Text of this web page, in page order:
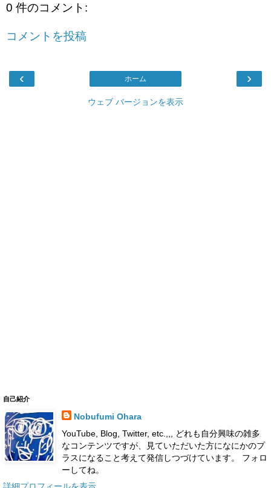
0 件のコメント:
コメントを投稿
‹ ›
ホーム
ウェブ バージョンを表示
自己紹介
Nobufumi Ohara
YouTube, Blog, Twitter, etc.,,, どれも自分興味の雑多
なコンテンツですが、見ていただいた方になにかのプ
ラスになること考えて発信しつづけています。 フォロ
ーしてね。